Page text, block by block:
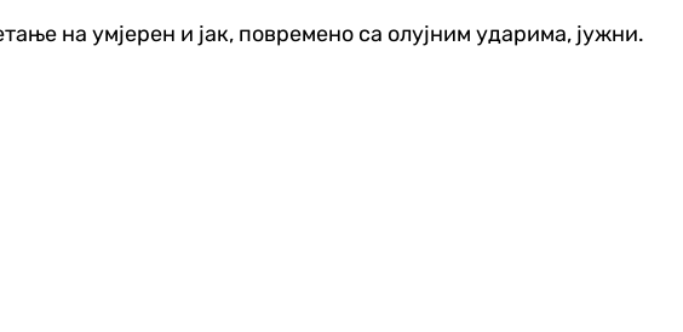
на умјерен и јак, повремено са олујним ударима, јужни.